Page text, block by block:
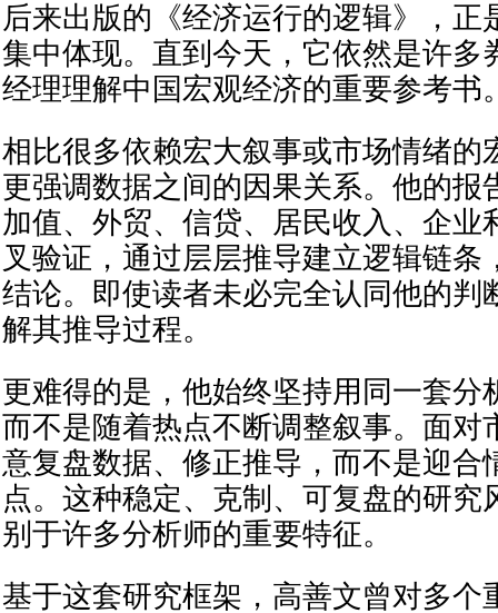
后来出版的《经济运行的逻辑》，正
集中体现。直到今天，它依然是许多
经理理解中国宏观经济的重要参考书
相比很多依赖宏大叙事或市场情绪的
更强调数据之间的因果关系。他的报
加值、外贸、信贷、居民收入、企业
叉验证，通过层层推导建立逻辑链条
结论。即使读者未必完全认同他的判
解其推导过程。
更难得的是，他始终坚持用同一套分
而不是随着热点不断调整叙事。面对
意复盘数据、修正推导，而不是迎合
点。这种稳定、克制、可复盘的研究
别于许多分析师的重要特征。
基于这套研究框架，高善文曾对多个